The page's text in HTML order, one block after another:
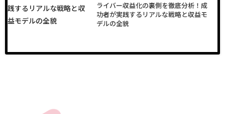
ライバー収益化の裏側を徹底分析！成
功者が実践するリアルな戦略と収益モ
デルの全貌